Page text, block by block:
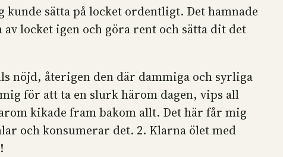
sätta på locket ordentligt. Det hamnade
locket igen och göra rent och sätta dit det
nöjd, återigen den där dammiga och syrliga
för att ta en slurk härom dagen, vips all
kikade fram bakom allt. Det här får mig
och konsumerar det. 2. Klarna ölet med